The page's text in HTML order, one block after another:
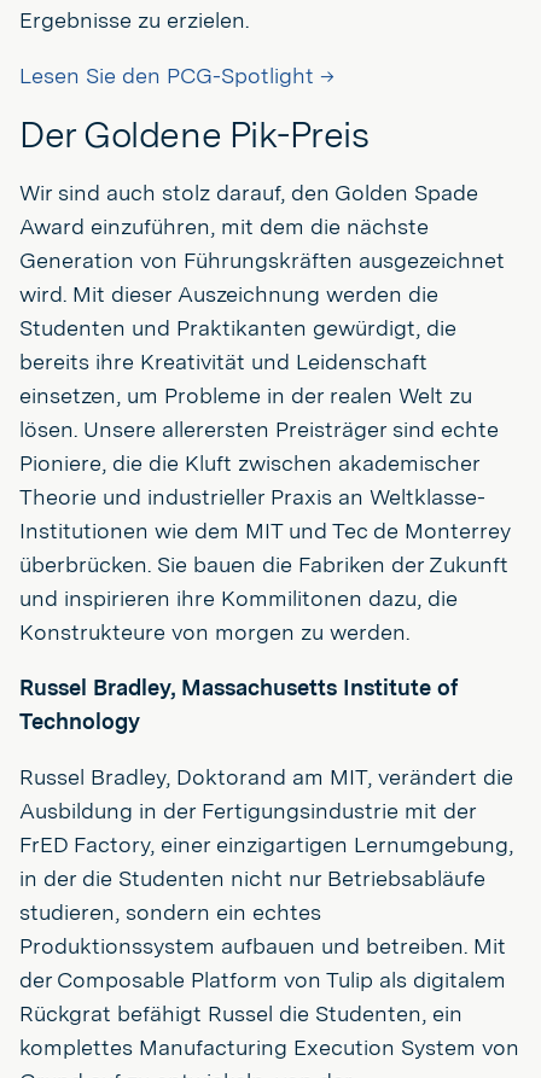
Ergebnisse zu erzielen.
Lesen Sie den PCG-Spotlight →
Der Goldene Pik-Preis
Wir sind auch stolz darauf, den Golden Spade
Award einzuführen, mit dem die nächste
Generation von Führungskräften ausgezeichnet
wird. Mit dieser Auszeichnung werden die
Studenten und Praktikanten gewürdigt, die
bereits ihre Kreativität und Leidenschaft
einsetzen, um Probleme in der realen Welt zu
lösen. Unsere allerersten Preisträger sind echte
Pioniere, die die Kluft zwischen akademischer
Theorie und industrieller Praxis an Weltklasse-
Institutionen wie dem MIT und Tec de Monterrey
überbrücken. Sie bauen die Fabriken der Zukunft
und inspirieren ihre Kommilitonen dazu, die
Konstrukteure von morgen zu werden.
Russel Bradley, Massachusetts Institute of
Technology
Russel Bradley, Doktorand am MIT, verändert die
Ausbildung in der Fertigungsindustrie mit der
FrED Factory, einer einzigartigen Lernumgebung,
in der die Studenten nicht nur Betriebsabläufe
studieren, sondern ein echtes
Produktionssystem aufbauen und betreiben. Mit
der Composable Platform von Tulip als digitalem
Rückgrat befähigt Russel die Studenten, ein
komplettes Manufacturing Execution System von